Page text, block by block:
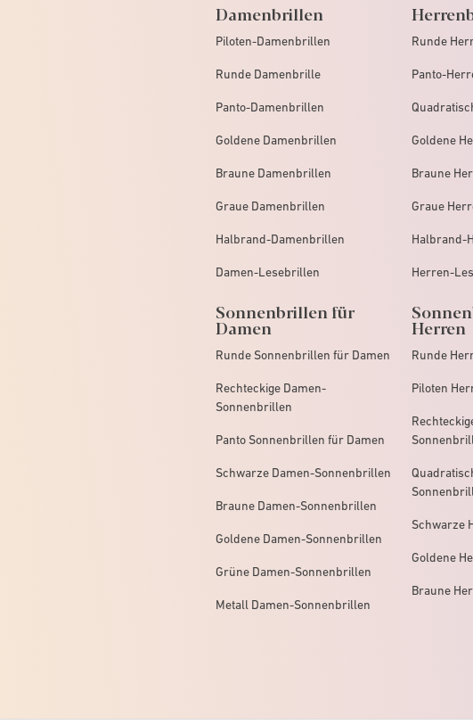
Damenbrillen
Piloten-Damenbrillen
Runde Damenbrille
Panto-Damenbrillen
Goldene Damenbrillen
Braune Damenbrillen
Graue Damenbrillen
Halbrand-Damenbrillen
Damen-Lesebrillen
Sonnenbrillen für
Damen
Runde Sonnenbrillen für Damen
Rechteckige Damen-
Sonnenbrillen
Panto Sonnenbrillen für Damen
Schwarze Damen-Sonnenbrillen
Braune Damen-Sonnenbrillen
Goldene Damen-Sonnenbrillen
Grüne Damen-Sonnenbrillen
Metall Damen-Sonnenbrillen
Runde
Panto-
Goldene
Braune
Graue
Halbrand-
Herren-
Herren
Runde
Piloten
Schwarze
Goldene
Braune